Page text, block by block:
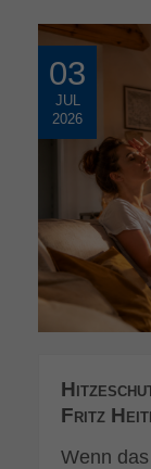
03
JUL
2026
Fritz
Wenn